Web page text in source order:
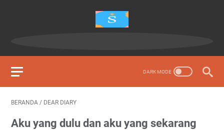
BERANDA / DEAR DIARY
Aku yang dulu dan aku yang sekarang